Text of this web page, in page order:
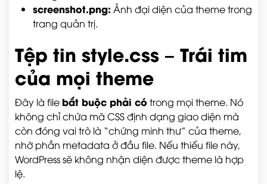
screenshot.png: Ảnh đại diện của theme trong
trang quản trị.
Tệp tin style.css – Trái tim
của mọi theme
Đây là file bắt buộc phải có trong mọi theme. Nó
không chỉ chứa mã CSS định dạng giao diện mà
còn đóng vai trò là “chứng minh thư” của theme,
nhờ phần metadata ở đầu file. Nếu thiếu file này,
WordPress sẽ không nhận diện được theme là hợp
lệ.